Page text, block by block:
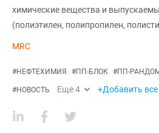
химические вещества и
(полиэтилен, полипропилен,
MRC
#НЕФТЕХИМИЯ #ПП-БЛОК #ПП-
#НОВОСТЬ Еще4 +Добавить все